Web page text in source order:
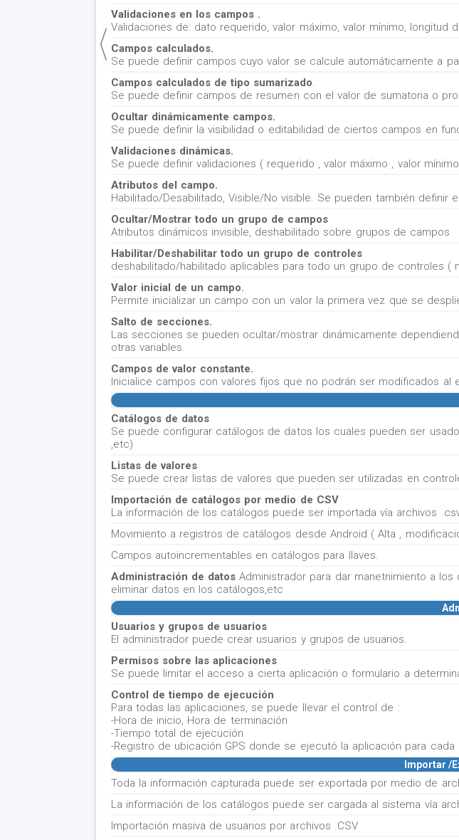
Validaciones en los campos .
Validaciones de: dato requerido, valor máximo, valor mínimo, longitud
Campos calculados.
Se puede definir campos cuyo valor se calcule automáticamente a
Campos calculados de tipo sumarizado.
Se puede definir campos de resumen con el valor de sumatoria o
Ocultar dinámicamente campos.
Se puede definir la visibilidad o editabilidad de ciertos campos en
Validaciones dinámicas.
Se puede definir validaciones ( requerido , valor máximo , valor
Atributos del campo.
Habilitado/Desabilitado, Visible/No visible. Se pueden también
Ocultar/Mostrar todo un grupo de campos
Atributos dinámicos invisible, deshabilitado sobre grupos de campos
Habilitar/Deshabilitar todo un grupo de controles
deshabilitado/habilitado aplicables para todo un grupo de controles (
Valor inicial de un campo.
Permite inicializar un campo con un valor la primera vez que se
Salto de secciones.
Las secciones se pueden ocultar/mostrar dinámicamente
otras variables.
Campos de valor constante.
Inicialice campos con valores fijos que no podrán ser modificados al
Catálogos de datos
Se puede configurar catálogos de datos los cuales pueden ser
,etc)
Listas de valores
Se puede crear listas de valores que pueden ser utilizadas en
Importación de catálogos por medio de CSV
La información de los catálogos puede ser importada vía archivos
Movimiento a registros de catálogos desde Android ( Alta ,
Campos autoincrementables en catálogos para llaves.
Administración de datosAdministrador para dar manetnimiento a
eliminar datos en los catálogos,etc
Usuarios y grupos de usuarios
El administrador puede crear usuarios y grupos de usuarios.
Permisos sobre las aplicaciones
Se puede limitar el acceso a cierta aplicación o formulario a
Control de tiempo de ejecución
Para todas las aplicaciones, se puede llevar el control de :
-Hora de inicio, Hora de terminación
-Tiempo total de ejecución
-Registro de ubicación GPS donde se ejecutó la aplicación para cada
Importar /
Toda la información capturada puede ser exportada por medio de
La información de los catálogos puede ser cargada al sistema vía
Importación masiva de usuarios por archivos .CSV